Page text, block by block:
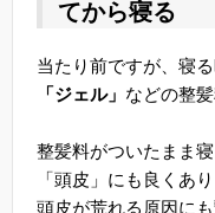
てから寝る
当たり前ですが、寝
「ジェル」 などの整
整髪料がついたまま
「頭皮」にも良くあ
頭皮が荒れる原因にも